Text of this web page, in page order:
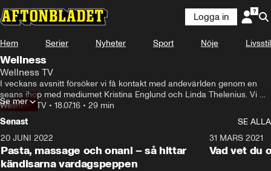
Logga in
Hem Serier Nyheter Sport Nöje Livsstil
Wellness
Wellness TV
I veckans avsnitt försöker vi få kontakt med andevärlden genom en
seans ihop med mediumet Kristina Englund och Linda Thelenius. Vi
pratar även idoldyrkan med Annelie Ekstrand, kanske Sveriges största
Britney-fan och Emilia Johansson som skrivit boken Mitt liv som Darin-
fan.
Wellness TV • 18.07.16 • 29 min
Se mer
Senast
SE ALLA
20 JUNI 2022
Pasta, massage och onani – så hittar
kändisarna vardagspeppen
31 MARS 2021
Vad vet du